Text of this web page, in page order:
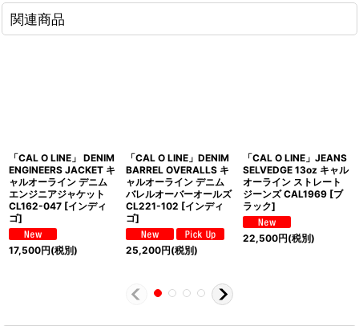
関連商品
「CAL O LINE」 DENIM
ENGINEERS JACKET キ
ャルオーライン デニム
エンジニアジャケット
CL162-047 [インディ
ゴ]
17,500円(税別)
「CAL O LINE」DENIM
BARREL OVERALLS キ
ャルオーライン デニム
バレルオーバーオールズ
CL221-102 [インディ
ゴ]
25,200円(税別)
「CAL O LINE」JEANS
SELVEDGE 13oz キャル
オーライン ストレート
ジーンズ CAL1969 [ブ
ラック]
22,500円(税別)